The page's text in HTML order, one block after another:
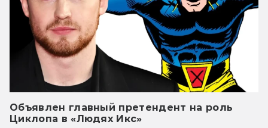
Объявлен главный претендент на роль
Циклопа в «Людях Икс»